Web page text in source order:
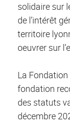
solidaire sur
de l’intérêt
territoire
oeuvrer sur
La
fondation
des statuts
décembre